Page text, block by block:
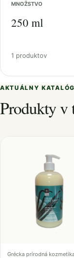
MNOŽSTVO
250 ml
1 produktov
AKTUÁLNY KATALÓG
Produkty v
Grécka prírodná